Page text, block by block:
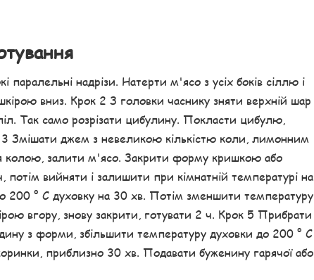
паралельні надрізи. Натерти м'ясо з усіх боків сіллю і
вниз. Крок 2 З головки часнику зняти верхній шар
Так само розрізати цибулину. Покласти цибулю,
3 Змішати джем з невеликою кількістю коли, лимонним
колою, залити м'ясо. Закрити форму кришкою або
вийняти і залишити при кімнатній температурі на
200 ° С духовку на 30 хв. Потім зменшити температуру
вгору, знову закрити, готувати 2 ч. Крок 5 Прибрати
з форми, збільшити температуру духовки до 200 ° С
приблизно 30 хв. Подавати буженину гарячої або